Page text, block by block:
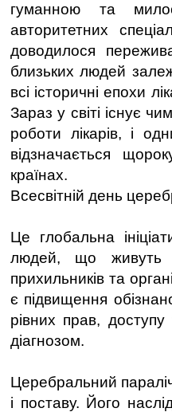
гуманною та
авторитетних
доводилося
близьких людей
всі історичні епохи
Зараз у світі існує
роботи лікарів, і
відзначається
країнах.
Всесвітній день
Це глобальна
людей, що живуть
прихильників та
є підвищення
рівних прав,
діагнозом.
Церебральний
і поставу. Його